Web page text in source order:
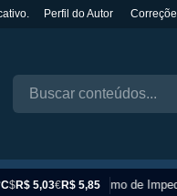
Perfil do Autor
$R$ 5,03€R$ 5,85
Sinônimo de